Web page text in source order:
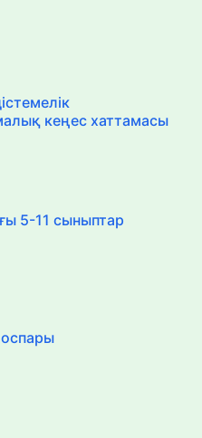
кеңес хаттамасы
5-11 сыныптар